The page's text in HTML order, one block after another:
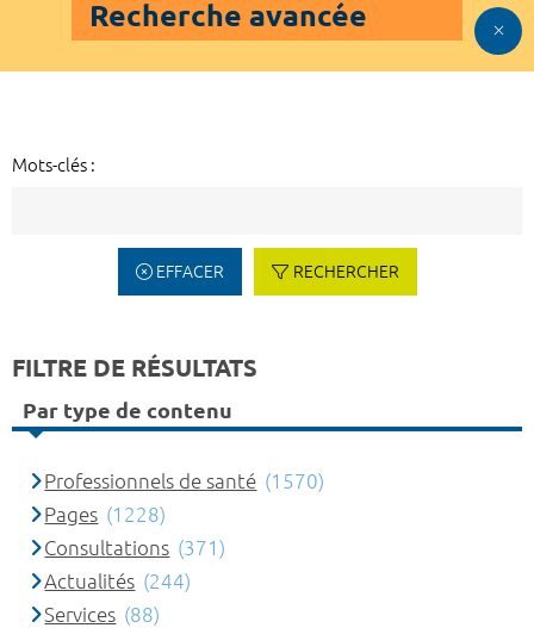
Recherche avancée
Mots-clés :
EFFACER RECHERCHER
FILTRE DE RÉSULTATS
Par type de contenu
Professionnels de santé (1570)
Pages (1228)
Consultations (371)
Actualités (244)
Services (88)